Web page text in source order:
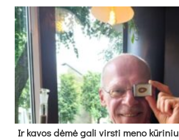
Ir ka­vos dė­mė ga­li virs­ti me­no kū­ri­niu